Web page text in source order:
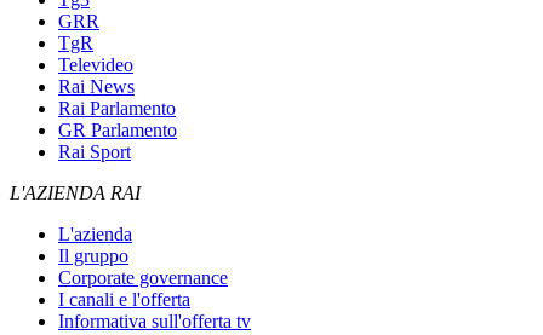
GRR
TgR
Televideo
Rai News
Rai Parlamento
GR Parlamento
Rai Sport
L'AZIENDA RAI
L'azienda
Il gruppo
Corporate governance
I canali e l'offerta
Informativa sull'offerta tv